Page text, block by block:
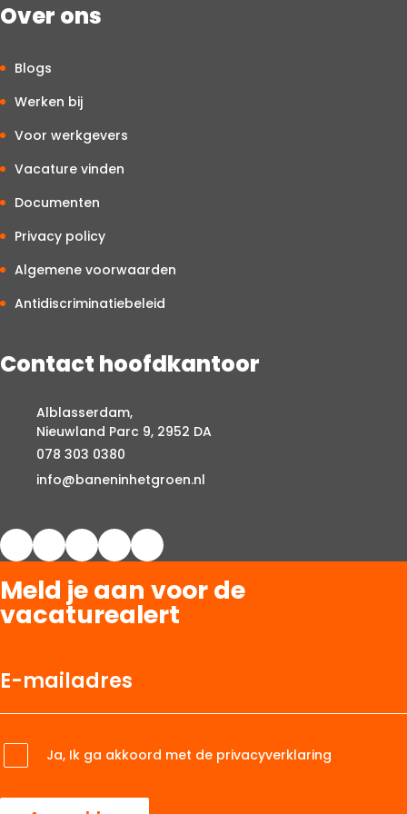
Over ons
Blogs
Werken bij
Voor werkgevers
Vacature vinden
Documenten
Privacy policy
Algemene voorwaarden
Antidiscriminatiebeleid
Contact hoofdkantoor
Alblasserdam,
Nieuwland Parc 9, 2952 DA
078 303 0380
info@baneninhetgroen.nl
Meld je aan voor de
vacaturealert
Ja, Ik ga akkoord met de privacyverklaring